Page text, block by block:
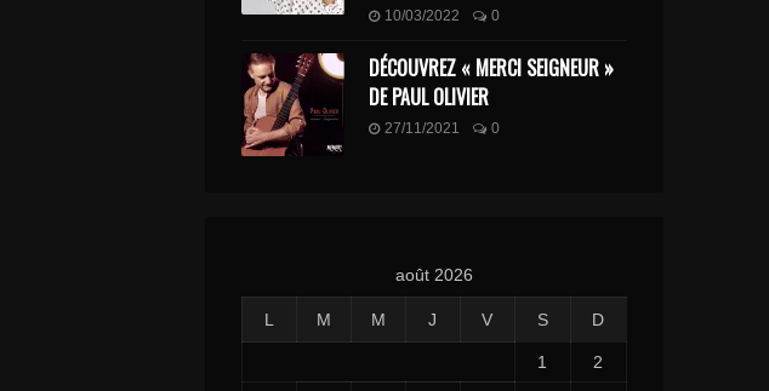
10/03/2022 0
DÉCOUVREZ « MERCI SEIGNEUR »
DE PAUL OLIVIER
27/11/2021 0
août 2026
L M M J V S D
1 2